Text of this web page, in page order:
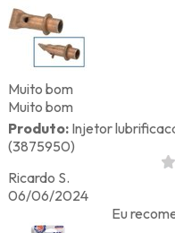
Muito bom
Muito bom
Produto:Injetor
(3875950)
Ricardo S.
06/06/2024
Eu